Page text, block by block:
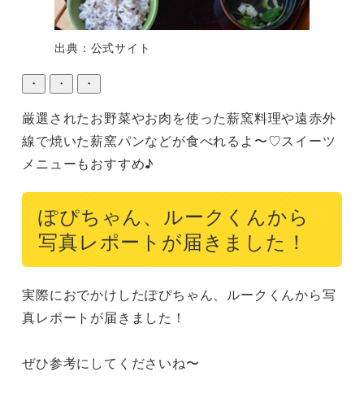
出典：公式サイト
・ ・ ・
厳選されたお野菜やお肉を使った薪窯料理や遠赤外
線で焼いた薪窯パンなどが食べれるよ〜♡スイーツ
メニューもおすすめ♪
ぽぴちゃん、ルークくんから
写真レポートが届きました！
実際におでかけしたぽぴちゃん、ルークくんから写
真レポートが届きました！
ぜひ参考にしてくださいね〜